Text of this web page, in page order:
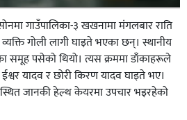
गाउँपालिका-३ खखनामा मंगलबार राति
गोली लागी घाइते भएका छन्। स्थानीय
समूह पसेको थियो। त्यस क्रममा डाँकाहरूले
यादव र छोरी किरण यादव घाइते भए।
जानकी हेल्थ केयरमा उपचार भइरहेको